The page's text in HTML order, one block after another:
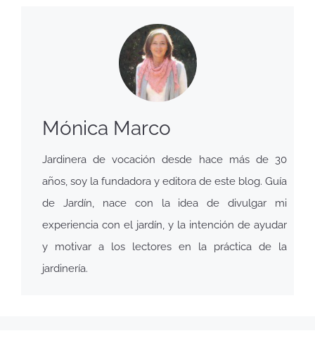
Mónica Marco
Jardinera de vocación desde hace más de 30
años, soy la fundadora y editora de este blog. Guía
de Jardín, nace con la idea de divulgar mi
experiencia con el jardín, y la intención de ayudar
y motivar a los lectores en la práctica de la
jardinería.